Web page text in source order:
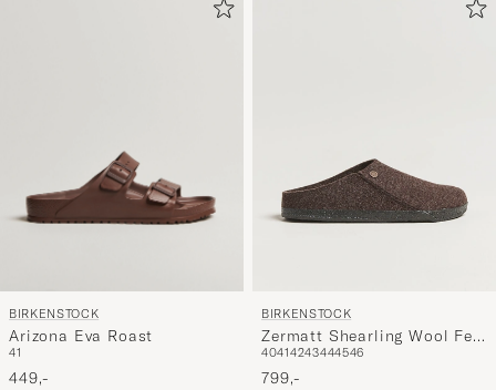
BIRKENSTOCK
Arizona Eva Roast
41
449,-
BIRKENSTOCK
Zermatt Shearling Wool Felt
Mocha
40414243444546
799,-